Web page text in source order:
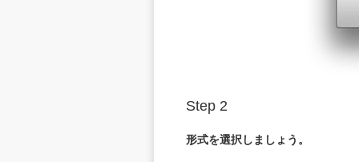
Step 2
形式を選択しましょう。